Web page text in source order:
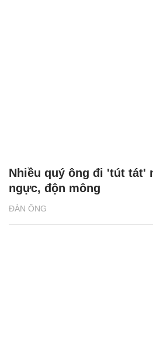
ĐÀN ÔNG
Nhiều quý ông đi 'tút tát'
ngực, độn mông